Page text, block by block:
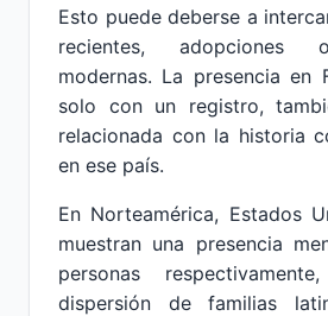
Esto puede deberse a
recientes, adopciones
modernas. La presencia en
solo con un registro,
relacionada con la historia
en ese país.
En Norteamérica, Estados
muestran una presencia
personas
dispersión de familias